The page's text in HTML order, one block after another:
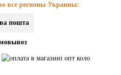
все регионы Украины:
пошта